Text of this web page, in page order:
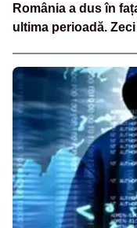
România a dus în
ultima perioadă.